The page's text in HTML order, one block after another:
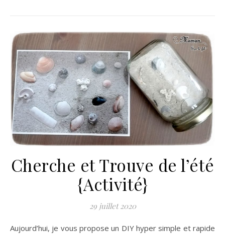
Cherche et Trouve de l’été
{Activité}
29 juillet 2020
Aujourd’hui, je vous propose un DIY hyper simple et rapide